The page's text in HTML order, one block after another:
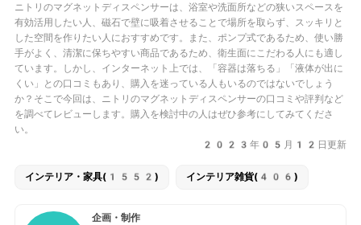
ニトリのマグネットディスペンサーは、浴室や洗面所などの狭いスペースを
有効活用したい人、磁石で壁に吸着させることで場所を取らず、スッキリと
した空間を作りたい人におすすめです。また、ポンプ式であるため、使い勝
手がよく、清潔に保ちやすい商品であるため、衛生面にこだわる人にも適し
ています。しかし、インターネット上では、「容器は落ちる」「液体が出に
くい」との口コミもあり、購入を迷っている人もいるのではないでしょう
か？そこで今回は、ニトリのマグネットディスペンサーの口コミや評判など
を調べてレビューします。購入を検討中の人はぜひ参考にしてみてくださ
い。
2023年05月12日更新
インテリア・家具(1552) インテリア雑貨(406)
企画・制作